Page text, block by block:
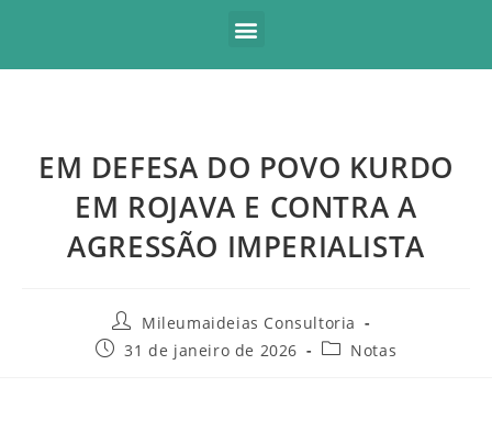
EM DEFESA DO POVO KURDO
EM ROJAVA E CONTRA A
AGRESSÃO IMPERIALISTA
Mileumaideias Consultoria
31 de janeiro de 2026
Notas